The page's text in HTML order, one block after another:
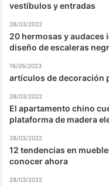
vestíbulos y entradas
28/03/2022
20 hermosas y audaces
diseño de escaleras
16/05/2023
artículos de decoración
28/03/2022
El apartamento chino
plataforma de madera
28/03/2022
12 tendencias en
conocer ahora
28/03/2022